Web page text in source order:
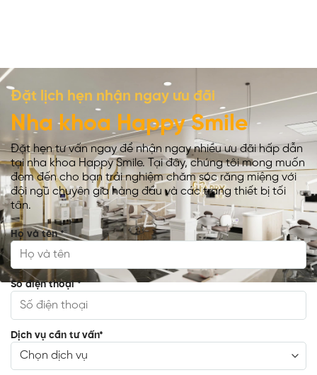
Đặt lịch hẹn nhận ngay ưu đãi
Nha khoa Happy Smile
Đặt hẹn tư vấn ngay để nhận ngay nhiều ưu đãi hấp dẫn
tại nha khoa Happy Smile. Tại đây, chúng tôi mong muốn
đem đến cho bạn trải nghiệm chăm sóc răng miệng với
đội ngũ chuyên gia hàng đầu và các trang thiết bị tối
tân.
Họ và tên*
Số điện thoại*
Dịch vụ cần tư vấn*